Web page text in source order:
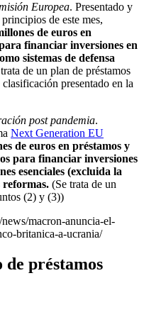
Europea. Presentado y
de este mes,
de euros en
financiar inversiones en
sistemas de defensa
de un plan de préstamos
presentado en la
post pandemia.
Next Generation EU
de euros en préstamos y
para financiar inversiones
esenciales (excluida la
reformas. (Se trata de un
(2) y (3))
macron-anuncia-el-
britanica-a-ucrania/
de préstamos